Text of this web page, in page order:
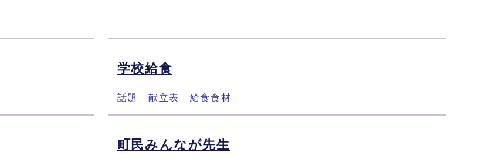
学校給食
話題 献立表 給食食材
町民みんなが先生